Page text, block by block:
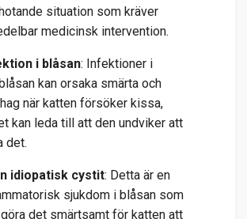
situation som kräver
medicinsk intervention.
i blåsan: Infektioner i
kan orsaka smärta och
när katten försöker kissa,
kan leda till att den undviker att
det.
idiopatisk cystit: Detta är en
sjukdom i blåsan som
det smärtsamt för katten att